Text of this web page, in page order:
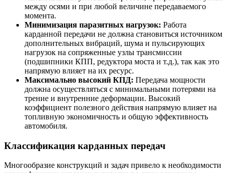
между осями и при любой величине передаваемого
момента.
Минимизация паразитных нагрузок: Работа
карданной передачи не должна становиться источником
дополнительных вибраций, шума и пульсирующих
нагрузок на сопряженные узлы трансмиссии
(подшипники КПП, редуктора моста и т.д.), так как это
напрямую влияет на их ресурс.
Максимально высокий КПД: Передача мощности
должна осуществляться с минимальными потерями на
трение и внутренние деформации. Высокий
коэффициент полезного действия напрямую влияет на
топливную экономичность и общую эффективность
автомобиля.
Классификация карданных передач
Многообразие конструкций и задач привело к необходимости